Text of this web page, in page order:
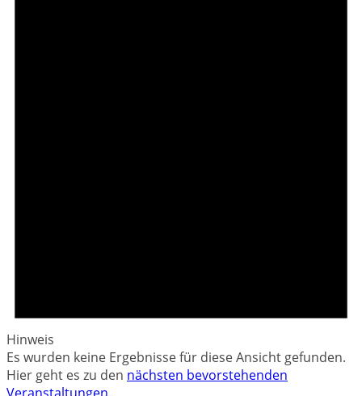
Hinweis
Es wurden keine Ergebnisse für diese Ansicht gefunden.
Hier geht es zu den nächsten bevorstehenden